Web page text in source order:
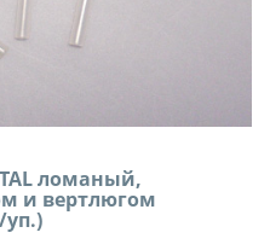
ломаный,
и вертлюгом